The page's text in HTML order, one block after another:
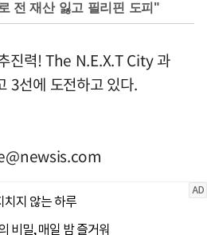
전 재산 잃고 필리핀 도피"
진력! The N.E.X.T City 과
3선에 도전하고 있다.